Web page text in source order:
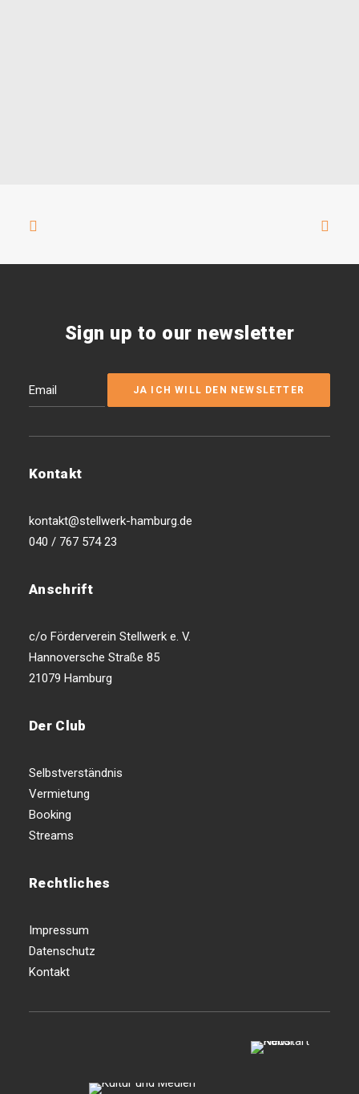
Sign up to our newsletter
Kontakt
kontakt@stellwerk-hamburg.de
040 / 767 574 23
Anschrift
c/o Förderverein Stellwerk e. V.
Hannoversche Straße 85
21079 Hamburg
Der Club
Selbstverständnis
Vermietung
Booking
Streams
Rechtliches
Impressum
Datenschutz
Kontakt